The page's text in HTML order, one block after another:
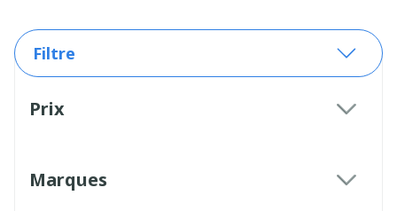
Filtre
Prix
Marques